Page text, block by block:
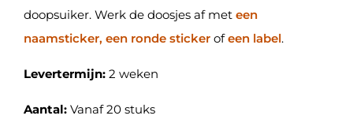
doopsuiker. Werk de doosjes af met een
naamsticker, een ronde sticker ofeen label.
Levertermijn: 2 weken
Aantal: Vanaf 20 stuks